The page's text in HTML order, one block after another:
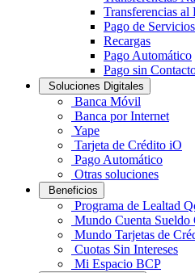
Transferencias al
Pago de Servicios
Recargas
Pago Automático
Pago sin
Soluciones Digitales
Banca Móvil
Banca por Internet
Yape
Tarjeta de Crédito iO
Pago Automático
Otras soluciones
Beneficios
Programa de Lealtad
Mundo Cuenta Sueldo
Mundo Tarjetas de
Cuotas Sin Intereses
Mi Espacio BCP